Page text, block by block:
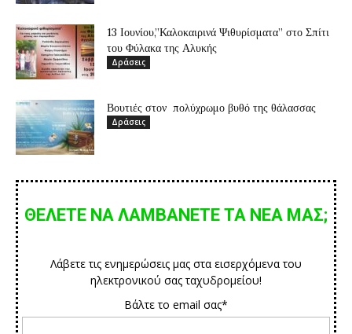
13 Ιουνίου,”Καλοκαιρινά Ψιθυρίσματα” στο Σπίτι
του Φύλακα της Αλυκής
Δράσεις
Βουτιές στον πολύχρωμο βυθό της θάλασσας
Δράσεις
ΘΕΛΕΤΕ ΝΑ ΛΑΜΒΑΝΕΤΕ ΤΑ ΝΕΑ ΜΑΣ;
Λάβετε τις ενημερώσεις μας στα εισερχόμενα του
ηλεκτρονικού σας ταχυδρομείου!
Βάλτε το email σας*